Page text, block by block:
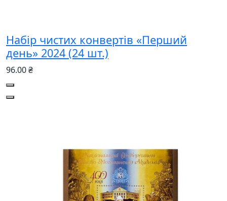
Набір чистих конвертів «Перший
день» 2024 (24 шт.)
96.00 ₴